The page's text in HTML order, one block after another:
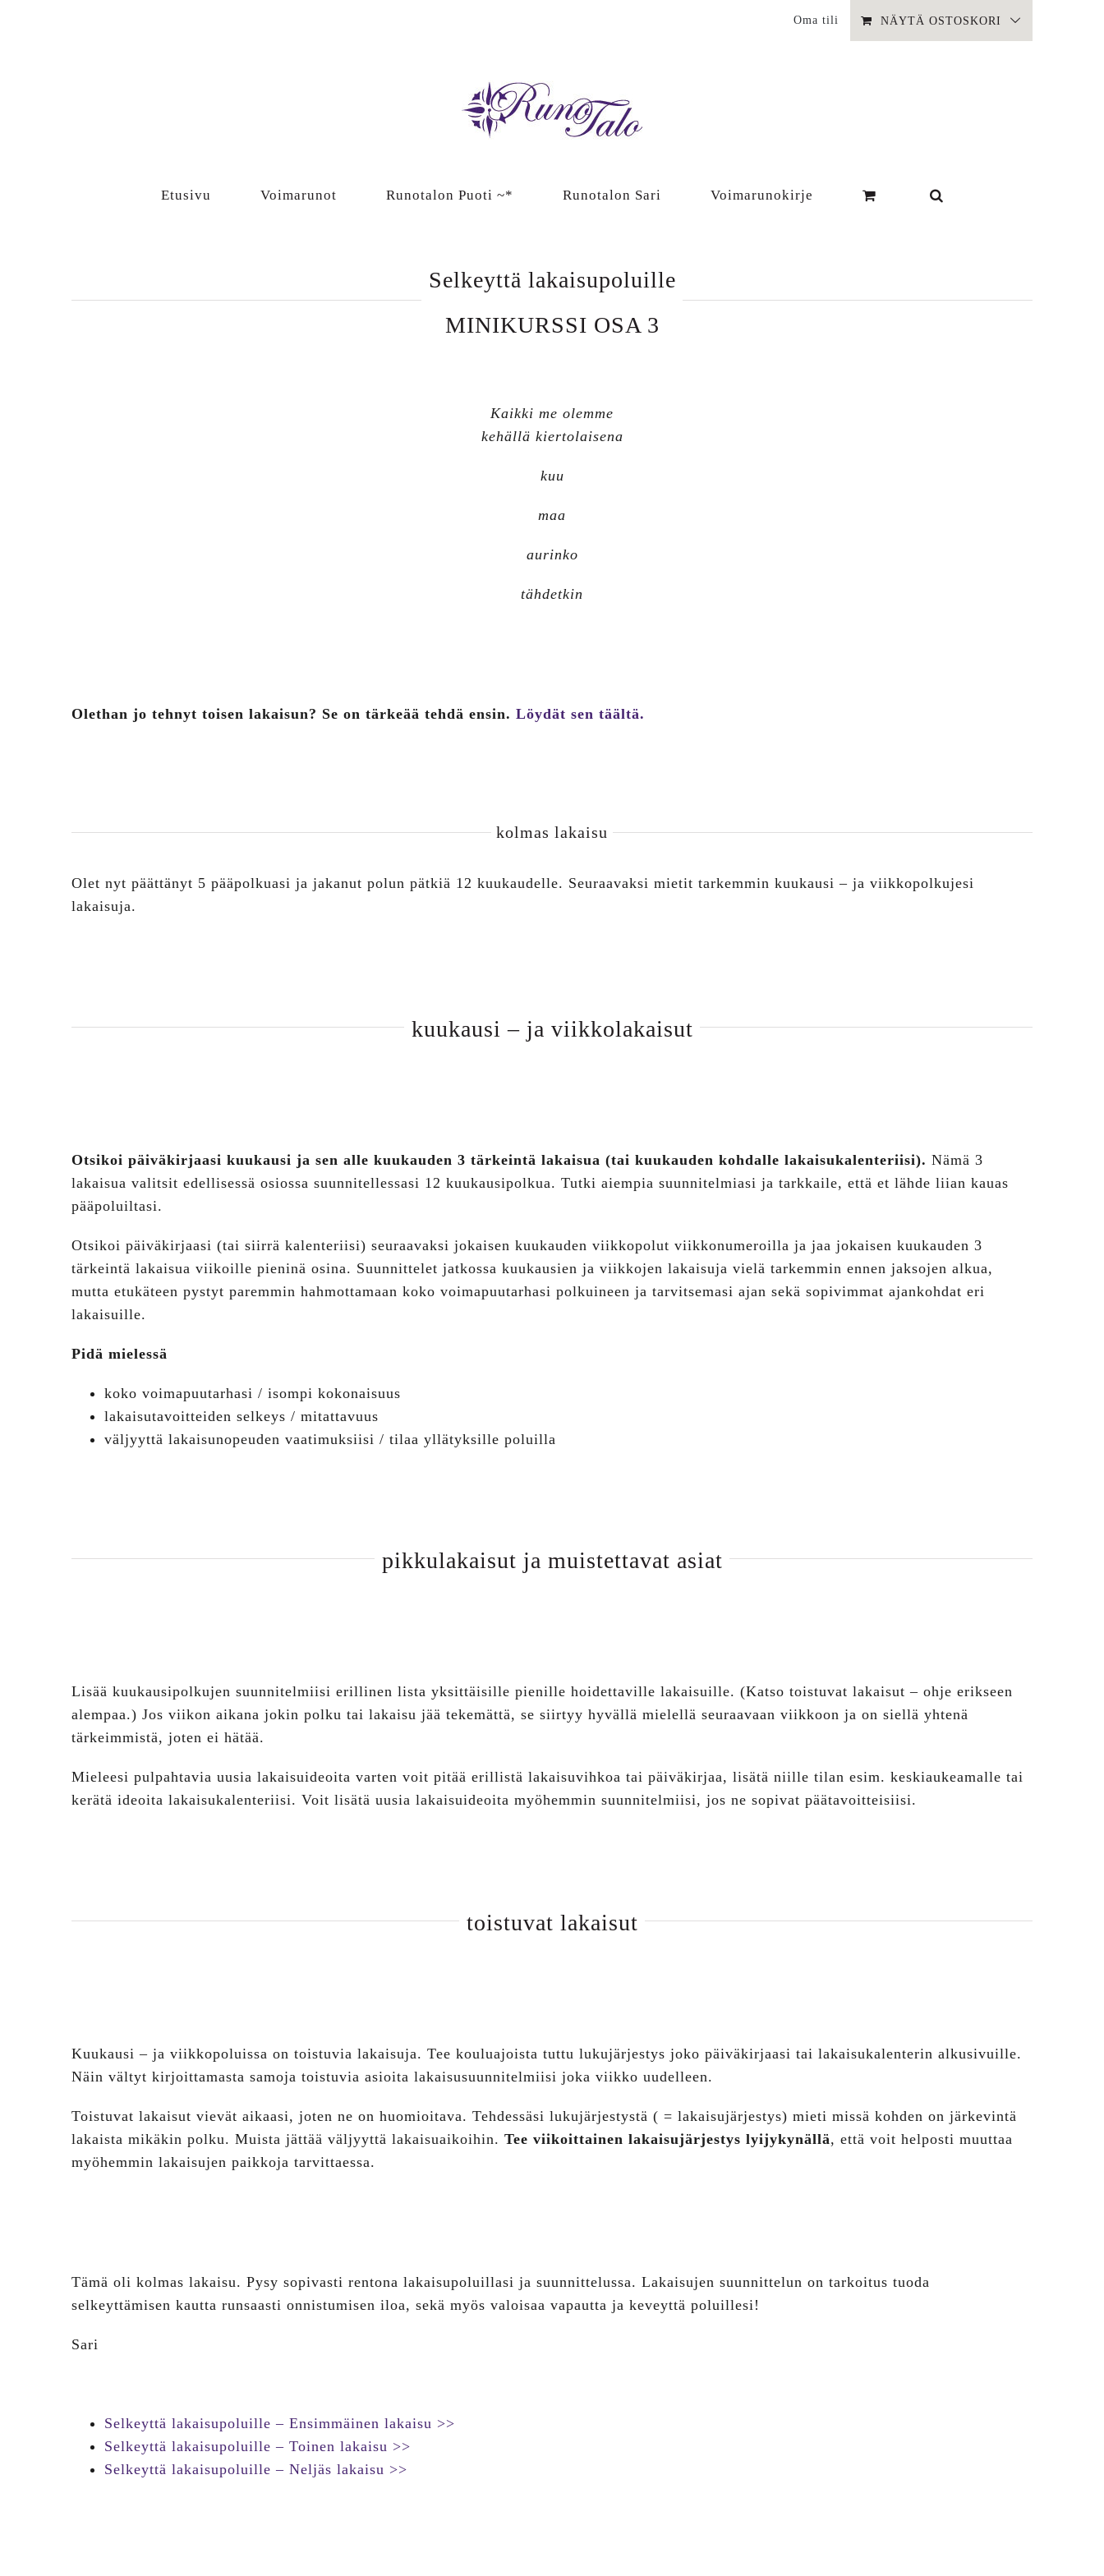
Oma tili NÄYTÄ OSTOSKORI
Etusivu Voimarunot Runotalon Puoti ~* Runotalon Sari Voimarunokirje
Selkeyttä lakaisupoluille
MINIKURSSI OSA 3
Kaikki me olemme
kehällä kiertolaisena
kuu
maa
aurinko
tähdetkin
Olethan jo tehnyt toisen lakaisun? Se on tärkeää tehdä ensin. Löydät sen täältä.
kolmas lakaisu
Olet nyt päättänyt 5 pääpolkuasi ja jakanut polun pätkiä 12 kuukaudelle. Seuraavaksi mietit tarkemmin kuukausi – ja viikkopolkujesi
lakaisuja.
kuukausi – ja viikkolakaisut
Otsikoi päiväkirjaasi kuukausi ja sen alle kuukauden 3 tärkeintä lakaisua (tai kuukauden kohdalle lakaisukalenteriisi). Nämä 3
lakaisua valitsit edellisessä osiossa suunnitellessasi 12 kuukausipolkua. Tutki aiempia suunnitelmiasi ja tarkkaile, että et lähde liian kauas
pääpoluiltasi.
Otsikoi päiväkirjaasi (tai siirrä kalenteriisi) seuraavaksi jokaisen kuukauden viikkopolut viikkonumeroilla ja jaa jokaisen kuukauden 3
tärkeintä lakaisua viikoille pieninä osina. Suunnittelet jatkossa kuukausien ja viikkojen lakaisuja vielä tarkemmin ennen jaksojen alkua,
mutta etukäteen pystyt paremmin hahmottamaan koko voimapuutarhasi polkuineen ja tarvitsemasi ajan sekä sopivimmat ajankohdat eri
lakaisuille.
Pidä mielessä
koko voimapuutarhasi / isompi kokonaisuus
lakaisutavoitteiden selkeys / mitattavuus
väljyyttä lakaisunopeuden vaatimuksiisi / tilaa yllätyksille poluilla
pikkulakaisut ja muistettavat asiat
Lisää kuukausipolkujen suunnitelmiisi erillinen lista yksittäisille pienille hoidettaville lakaisuille. (Katso toistuvat lakaisut – ohje erikseen
alempaa.) Jos viikon aikana jokin polku tai lakaisu jää tekemättä, se siirtyy hyvällä mielellä seuraavaan viikkoon ja on siellä yhtenä
tärkeimmistä, joten ei hätää.
Mieleesi pulpahtavia uusia lakaisuideoita varten voit pitää erillistä lakaisuvihkoa tai päiväkirjaa, lisätä niille tilan esim. keskiaukeamalle tai
kerätä ideoita lakaisukalenteriisi. Voit lisätä uusia lakaisuideoita myöhemmin suunnitelmiisi, jos ne sopivat päätavoitteisiisi.
toistuvat lakaisut
Kuukausi – ja viikkopoluissa on toistuvia lakaisuja. Tee kouluajoista tuttu lukujärjestys joko päiväkirjaasi tai lakaisukalenterin alkusivuille.
Näin vältyt kirjoittamasta samoja toistuvia asioita lakaisusuunnitelmiisi joka viikko uudelleen.
Toistuvat lakaisut vievät aikaasi, joten ne on huomioitava. Tehdessäsi lukujärjestystä ( = lakaisujärjestys) mieti missä kohden on järkevintä
lakaista mikäkin polku. Muista jättää väljyyttä lakaisuaikoihin. Tee viikoittainen lakaisujärjestys lyijykynällä, että voit helposti muuttaa
myöhemmin lakaisujen paikkoja tarvittaessa.
Tämä oli kolmas lakaisu. Pysy sopivasti rentona lakaisupoluillasi ja suunnittelussa. Lakaisujen suunnittelun on tarkoitus tuoda
selkeyttämisen kautta runsaasti onnistumisen iloa, sekä myös valoisaa vapautta ja keveyttä poluillesi!
Sari
Selkeyttä lakaisupoluille – Ensimmäinen lakaisu >>
Selkeyttä lakaisupoluille – Toinen lakaisu >>
Selkeyttä lakaisupoluille – Neljäs lakaisu >>